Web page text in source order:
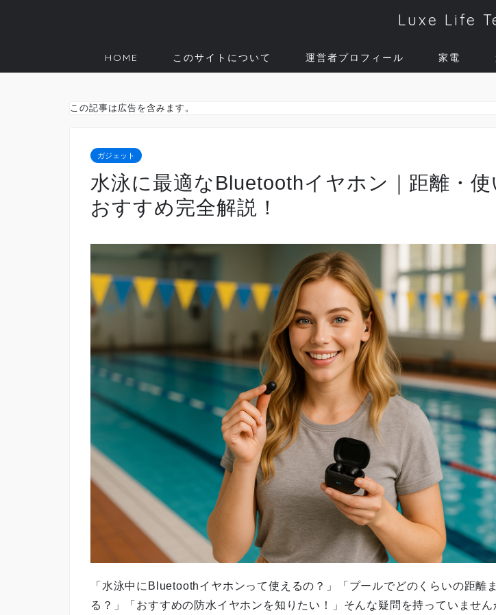
Luxe Life
HOME このサイトについて 運営者プロフィール 家電
この記事は広告を含みます。
ガジェット
水泳に最適なBluetoothイヤホン｜距離・使
おすすめ完全解説！
「水泳中にBluetoothイヤホンって使えるの？」「プールでどのくらいの距離
る？」「おすすめの防水イヤホンを知りたい！」そんな疑問を持っていませ